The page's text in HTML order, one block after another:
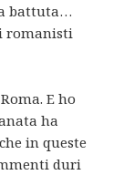
battuta…
romanisti
E ho
ha
in queste
duri